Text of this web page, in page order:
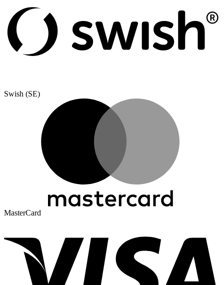
Swish (SE)
MasterCard